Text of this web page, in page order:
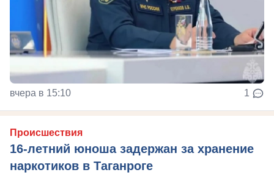
вчера в 15:10 1
Происшествия
16-летний юноша задержан за хранение
наркотиков в Таганроге